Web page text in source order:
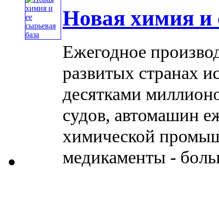
Новая химия и
Ежегодное
развитых странах
десятками
судов, автомашин
химической
медикаменты -